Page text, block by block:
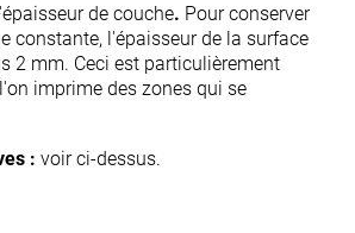
de couche. Pour conserver
constante, l'épaisseur de la surface
2 mm. Ceci est particulièrement
imprime des zones qui se
: voir ci-dessus.